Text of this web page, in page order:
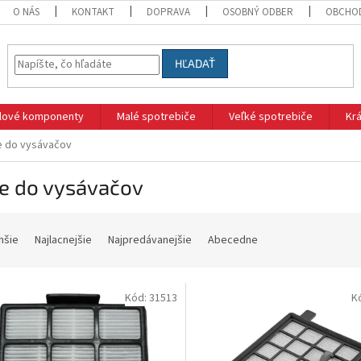
O NÁS KONTAKT DOPRAVA OSOBNÝ ODBER
HĽADAŤ
komponenty Malé spotrebiče Veľké spotrebiče
do vysávačov
do vysávačov
Najlacnejšie Najpredávanejšie Abecedne
Kód: 31513